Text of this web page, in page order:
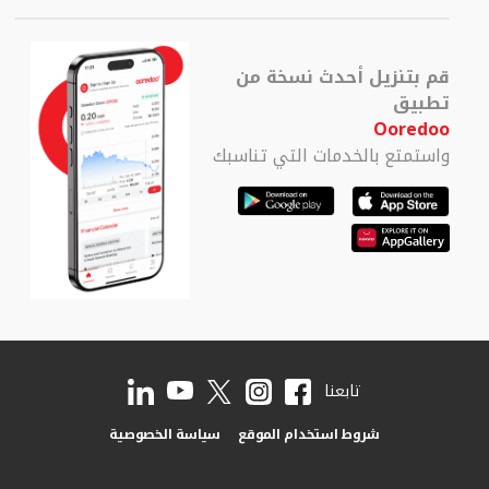
قم بتنزيل أحدث نسخة من
تطبيق
Ooredoo
واستمتع بالخدمات التي تناسبك
تابعنا
شروط استخدام الموقع سياسة الخصوصية